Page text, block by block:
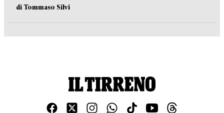
di Tommaso Silvi